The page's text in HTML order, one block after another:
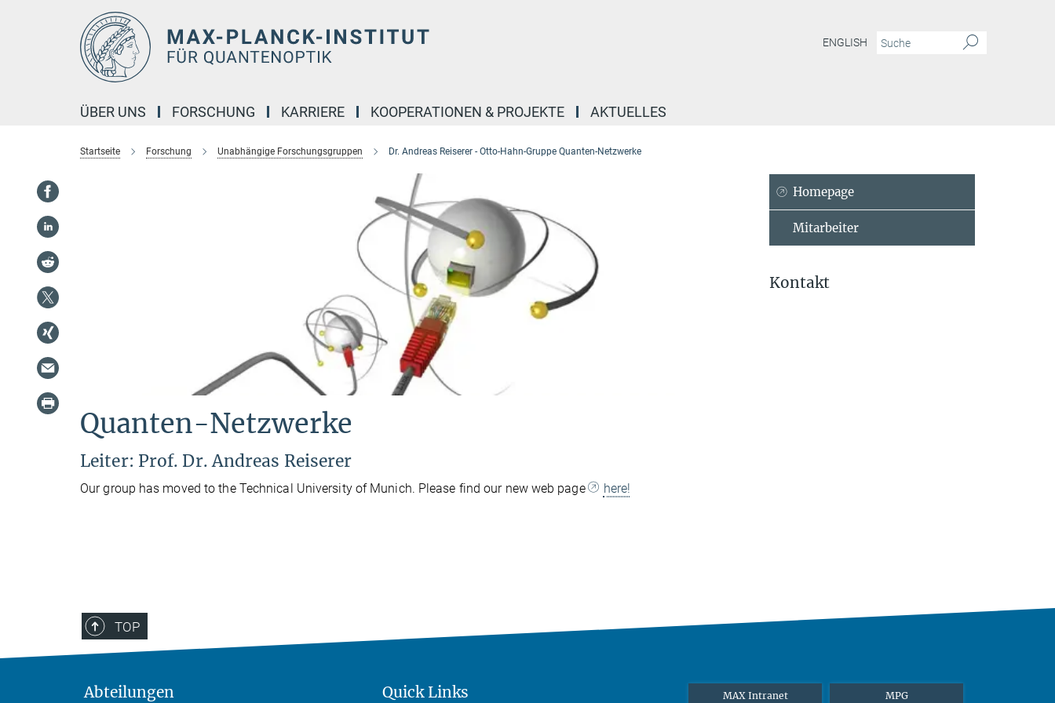
ENGLISH
ÜBER UNS FORSCHUNG KARRIERE KOOPERATIONEN & PROJEKTE AKTUELLES
Startseite Forschung Unabhängige Forschungsgruppen Dr. Andreas Reiserer - Otto-Hahn-Gruppe Quanten-Netzwerke
Quanten-Netzwerke
Leiter: Prof. Dr. Andreas Reiserer
Our group has moved to the Technical University of Munich. Please find our new web page here!
Homepage
Mitarbeiter
Kontakt
TOP
Abteilungen Quick Links MAX Intranet MPG